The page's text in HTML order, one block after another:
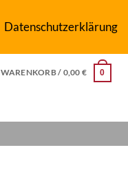
WARENKORB / 0,00 € 0
Datenschutzerklärung